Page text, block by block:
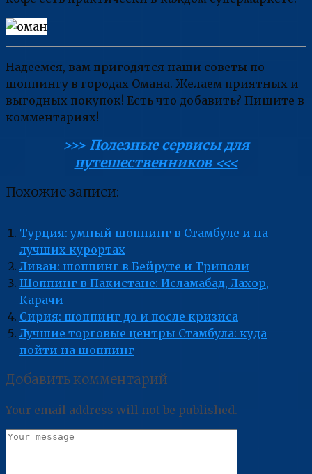
Надеемся, вам пригодятся наши советы по
шоппингу в городах Омана. Желаем приятных и
выгодных покупок! Есть что добавить? Пишите в
комментариях!
>>> Полезные сервисы для
путешественников <<<
Похожие записи:
Турция: умный шоппинг в Стамбуле и на
лучших курортах
Ливан: шоппинг в Бейруте и Триполи
Шоппинг в Пакистане: Исламабад, Лахор,
Карачи
Сирия: шоппинг до и после кризиса
Лучшие торговые центры Стамбула: куда
пойти на шоппинг
Добавить комментарий
Your email address will not be published.